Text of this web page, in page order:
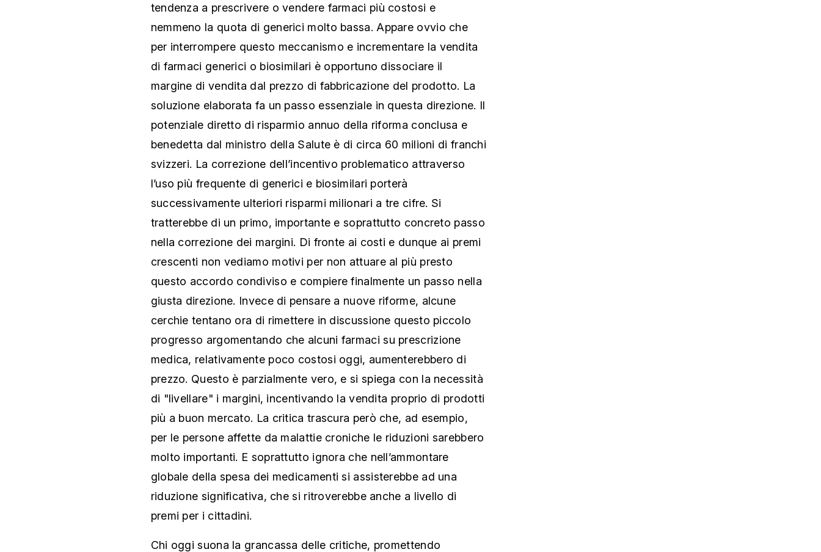
tendenza a prescrivere o vendere farmaci più costosi e
nemmeno la quota di generici molto bassa. Appare ovvio che
per interrompere questo meccanismo e incrementare la vendita
di farmaci generici o biosimilari è opportuno dissociare il
margine di vendita dal prezzo di fabbricazione del prodotto. La
soluzione elaborata fa un passo essenziale in questa direzione. Il
potenziale diretto di risparmio annuo della riforma conclusa e
benedetta dal ministro della Salute è di circa 60 milioni di franchi
svizzeri. La correzione dell’incentivo problematico attraverso
l’uso più frequente di generici e biosimilari porterà
successivamente ulteriori risparmi milionari a tre cifre. Si
tratterebbe di un primo, importante e soprattutto concreto passo
nella correzione dei margini. Di fronte ai costi e dunque ai premi
crescenti non vediamo motivi per non attuare al più presto
questo accordo condiviso e compiere finalmente un passo nella
giusta direzione. Invece di pensare a nuove riforme, alcune
cerchie tentano ora di rimettere in discussione questo piccolo
progresso argomentando che alcuni farmaci su prescrizione
medica, relativamente poco costosi oggi, aumenterebbero di
prezzo. Questo è parzialmente vero, e si spiega con la necessità
di "livellare" i margini, incentivando la vendita proprio di prodotti
più a buon mercato. La critica trascura però che, ad esempio,
per le persone affette da malattie croniche le riduzioni sarebbero
molto importanti. E soprattutto ignora che nell’ammontare
globale della spesa dei medicamenti si assisterebbe ad una
riduzione significativa, che si ritroverebbe anche a livello di
premi per i cittadini.
Chi oggi suona la grancassa delle critiche, promettendo